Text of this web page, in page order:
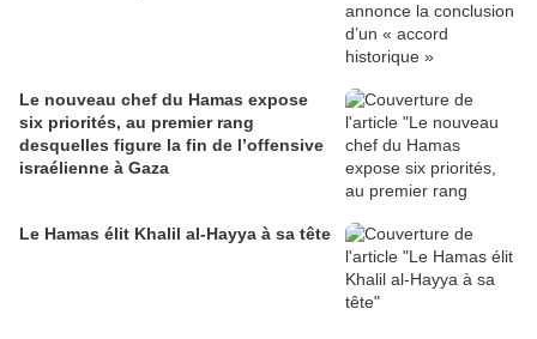
Le nouveau chef du Hamas expose
six priorités, au premier rang
desquelles figure la fin de l’offensive
israélienne à Gaza
Le Hamas élit Khalil al-Hayya à sa tête